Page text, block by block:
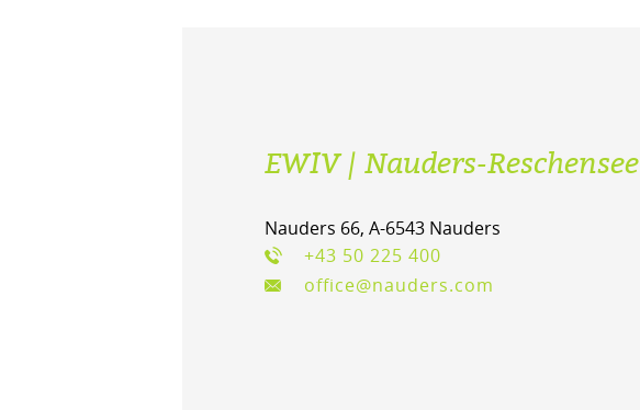
EWIV | Nauders-Reschensee
Nauders 66, A-6543 Nauders
+43 50 225 400
office@nauders.com